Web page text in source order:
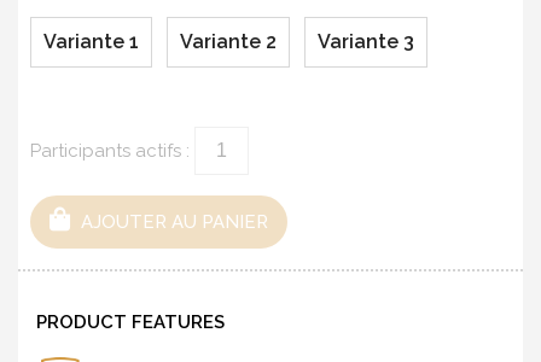
Variante 1 Variante 2 Variante 3
Participants actifs :
AJOUTER AU PANIER
PRODUCT FEATURES